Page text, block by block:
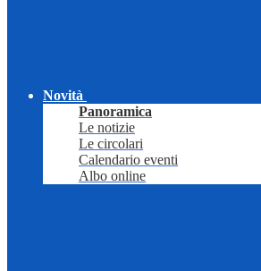
Novità
Panoramica
Le notizie
Le circolari
Calendario eventi
Albo online